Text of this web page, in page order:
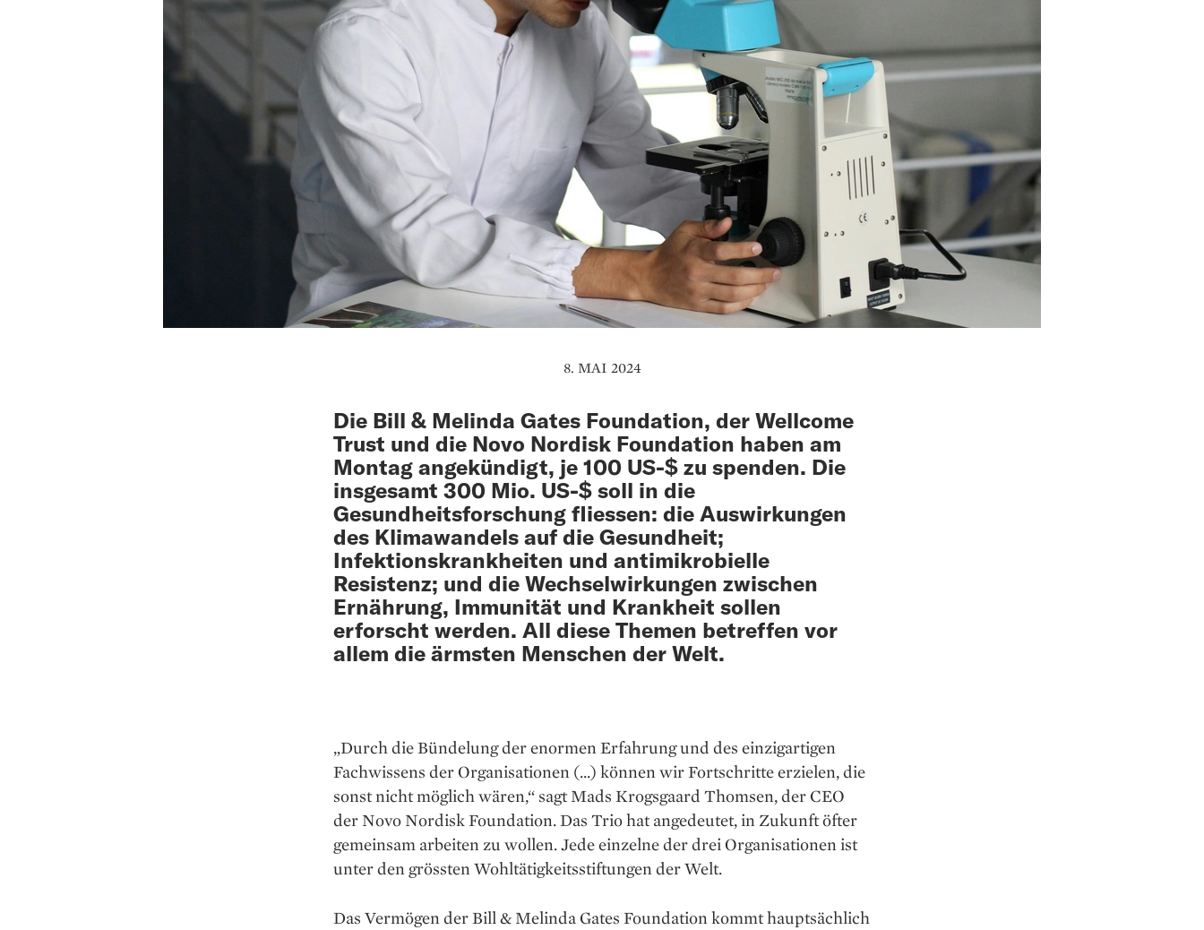
8. MAI 2024
Die Bill & Melinda Gates Foundation, der Wellcome
Trust und die Novo Nordisk Foundation haben am
Montag angekündigt, je 100 US-$ zu spenden. Die
insgesamt 300 Mio. US-$ soll in die
Gesundheitsforschung fliessen: die Auswirkungen
des Klimawandels auf die Gesundheit;
Infektionskrankheiten und antimikrobielle
Resistenz; und die Wechselwirkungen zwischen
Ernährung, Immunität und Krankheit sollen
erforscht werden. All diese Themen betreffen vor
allem die ärmsten Menschen der Welt.
„Durch die Bündelung der enormen Erfahrung und des einzigartigen
Fachwissens der Organisationen (...) können wir Fortschritte erzielen, die
sonst nicht möglich wären,“ sagt Mads Krogsgaard Thomsen, der CEO
der Novo Nordisk Foundation. Das Trio hat angedeutet, in Zukunft öfter
gemeinsam arbeiten zu wollen. Jede einzelne der drei Organisationen ist
unter den grössten Wohltätigkeitsstiftungen der Welt.
Das Vermögen der Bill & Melinda Gates Foundation kommt hauptsächlich